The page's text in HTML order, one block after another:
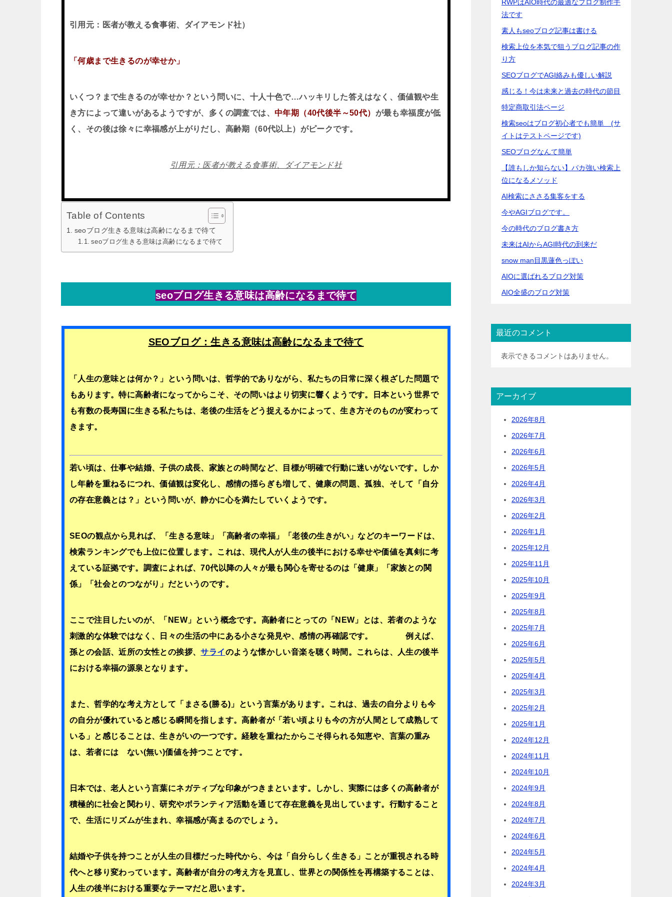
引用元：医者が教える食事術、ダイアモンド社）
「何歳まで生きるのが幸せか」
いくつ？まで生きるのが幸せか？という問いに、十人十色で…ハッキリした答えはなく、価値観や生
き方によって違いがあるようですが、多くの調査では、 中年期（40代後半～50代） が最も幸福度が低
く、その後は徐々に幸福感が上がりだし、高齢期（60代以上）がピークです。
引用元：医者が教える食事術、ダイアモンド社
Table of Contents
seoブログ生きる意味は高齢になるまで待て
seoブログ生きる意味は高齢になるまで待て
seoブログ生きる意味は高齢になるまで待て
SEOブログ：生きる意味は高齢になるまで待て
「人生の意味とは何か？」という問いは、哲学的でありながら、私たちの日常に深く根ざした問題で
もあります。特に高齢者になってからこそ、その問いはより切実に響くようです。日本という世界で
も有数の長寿国に生きる私たちは、老後の生活をどう捉えるかによって、生き方そのものが変わって
きます。
若い頃は、仕事や結婚、子供の成長、家族との時間など、目標が明確で行動に迷いがないです。しか
し年齢を重ねるにつれ、価値観は変化し、感情の揺らぎも増して、健康の問題、孤独、そして「自分
の存在意義とは？」という問いが、静かに心を満たしていくようです。
SEOの観点から見れば、「生きる意味」「高齢者の幸福」「老後の生きがい」などのキーワードは、
検索ランキングでも上位に位置します。これは、現代人が人生の後半における幸せや価値を真剣に考
えている証拠です。調査によれば、70代以降の人々が最も関心を寄せるのは「健康」「家族との関
係」「社会とのつながり」だというのです。
ここで注目したいのが、「NEW」という概念です。高齢者にとっての「NEW」とは、若者のような
刺激的な体験ではなく、日々の生活の中にある小さな発見や、感情の再確認です。 例えば、
孫との会話、近所の女性との挨拶、サライのような懐かしい音楽を聴く時間。これらは、人生の後半
における幸福の源泉となります。
また、哲学的な考え方として「まさる(勝る)」という言葉があります。これは、過去の自分よりも今
の自分が優れていると感じる瞬間を指します。高齢者が「若い頃よりも今の方が人間として成熟して
いる」と感じることは、生きがいの一つです。経験を重ねたからこそ得られる知恵や、言葉の重み
は、若者には ない(無い)価値を持つことです。
日本では、老人という言葉にネガティブな印象がつきまといます。しかし、実際には多くの高齢者が
積極的に社会と関わり、研究やボランティア活動を通じて存在意義を見出しています。行動すること
で、生活にリズムが生まれ、幸福感が高まるのでしょう。
結婚や子供を持つことが人生の目標だった時代から、今は「自分らしく生きる」ことが重視される時
代へと移り変わっています。高齢者が自分の考え方を見直し、世界との関係性を再構築することは、
人生の後半における重要なテーマだと思います。
RWPはAIO時代の最適なブログ制作手
法です
素人もseoブログ記事は書ける
検索上位を本気で狙うブログ記事の作
り方
SEOブログでAGI絡みも優しい解説
感じる！今は未来と過去の時代の節目
特定商取引法ページ
検索seoはブログ初心者でも簡単 (サ
イトはテストページです)
SEOブログなんて簡単
【誰もしか知らない】バカ強い検索上
位になるメソッド
AI検索にささる集客をする
今やAGIブログです。
今の時代のブログ書き方
未来はAIからAGI時代の到来だ
snow man目黒蓮色っぽい
AIOに選ばれるブログ対策
AIO全盛のブログ対策
最近のコメント
表示できるコメントはありません。
アーカイブ
2026年8月
2026年7月
2026年6月
2026年5月
2026年4月
2026年3月
2026年2月
2026年1月
2025年12月
2025年11月
2025年10月
2025年9月
2025年8月
2025年7月
2025年6月
2025年5月
2025年4月
2025年3月
2025年2月
2025年1月
2024年12月
2024年11月
2024年10月
2024年9月
2024年8月
2024年7月
2024年6月
2024年5月
2024年4月
2024年3月